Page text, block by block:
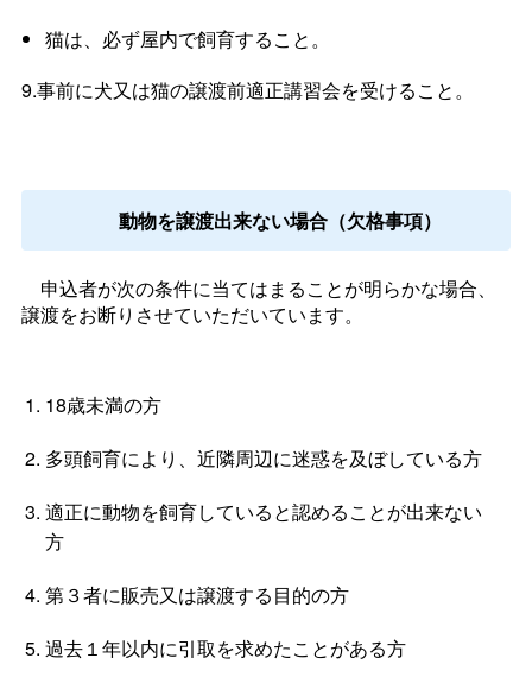
猫は、必ず屋内で飼育すること。
9.事前に犬又は猫の譲渡前適正講習会を受けること。
動物を譲渡出来ない場合（欠格事項）
申込者が次の条件に当てはまることが明らかな場合、
譲渡をお断りさせていただいています。
18歳未満の方
多頭飼育により、近隣周辺に迷惑を及ぼしている方
適正に動物を飼育していると認めることが出来ない
方
第３者に販売又は譲渡する目的の方
過去１年以内に引取を求めたことがある方